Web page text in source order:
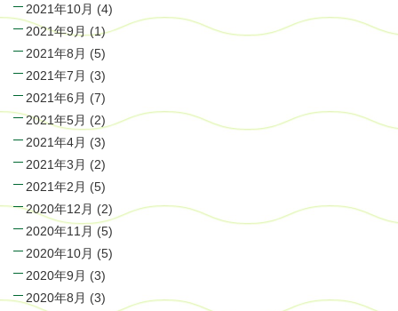
2021年10月 (4)
2021年9月 (1)
2021年8月 (5)
2021年7月 (3)
2021年6月 (7)
2021年5月 (2)
2021年4月 (3)
2021年3月 (2)
2021年2月 (5)
2020年12月 (2)
2020年11月 (5)
2020年10月 (5)
2020年9月 (3)
2020年8月 (3)